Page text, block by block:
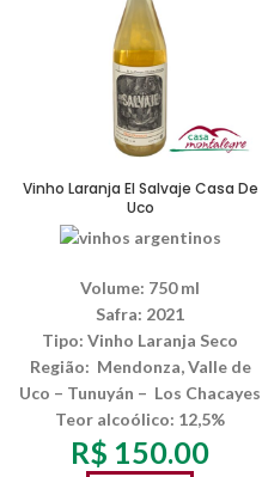
Vinho Laranja El Salvaje Casa De
Uco
Volume: 750 ml
Safra: 2021
Tipo: Vinho Laranja Seco
Região: Mendonza, Valle de
Uco – Tunuyán – Los Chacayes
Teor alcoólico: 12,5%
R$ 150.00